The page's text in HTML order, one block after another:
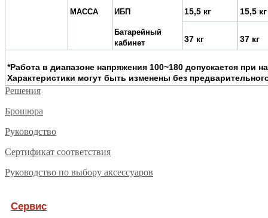
МАССА ИБП
Батарейный
кабинет
15,5 кг 15,5 кг
37 кг 37 кг
*Работа в диапазоне напряжения 100~180 допускается при
Характеристики могут быть изменены без
Решения
Брошюра
Руководство
Сертификат соответствия
Руководство по выбору аксессуаров
Сервис